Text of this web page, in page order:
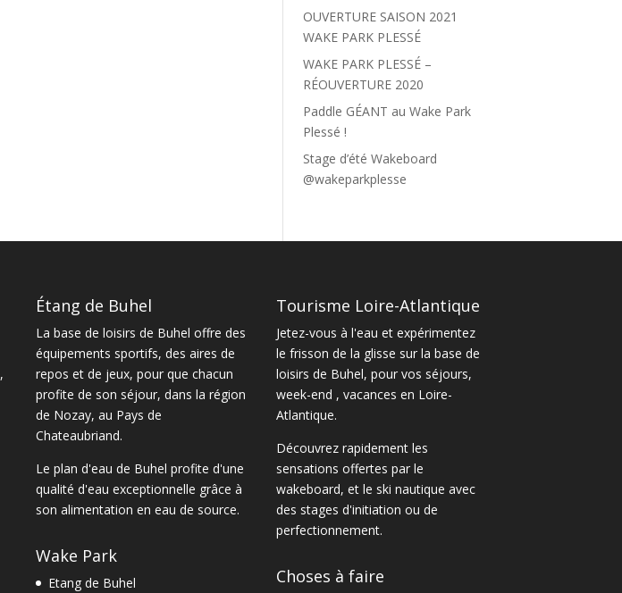
OUVERTURE SAISON 2021
WAKE PARK PLESSÉ
WAKE PARK PLESSÉ –
RÉOUVERTURE 2020
Paddle GÉANT au Wake Park
Plessé !
Stage d’été Wakeboard
@wakeparkplesse
,
Étang de Buhel
La base de loisirs de Buhel offre des
équipements sportifs, des aires de
repos et de jeux, pour que chacun
profite de son séjour, dans la région
de Nozay, au Pays de
Chateaubriand.
Le plan d'eau de Buhel profite d'une
qualité d'eau exceptionnelle grâce à
son alimentation en eau de source.
Wake Park
Etang de Buhel
Tourisme Loire-Atlantique
Jetez-vous à l'eau et expérimentez
le frisson de la glisse sur la base de
loisirs de Buhel, pour vos séjours,
week-end , vacances en Loire-
Atlantique.
Découvrez rapidement les
sensations offertes par le
wakeboard, et le ski nautique avec
des stages d'initiation ou de
perfectionnement.
Choses à faire